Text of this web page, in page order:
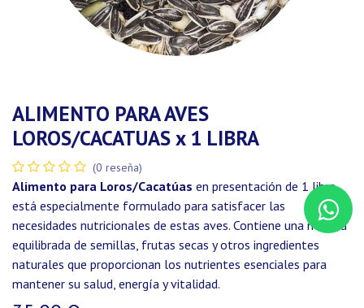
ALIMENTO PARA AVES
LOROS/CACATUAS x 1 LIBRA
(0 reseña)
Alimento para Loros/Cacatúas en presentación de 1 libra
está especialmente formulado para satisfacer las
necesidades nutricionales de estas aves. Contiene una mezcla
equilibrada de semillas, frutas secas y otros ingredientes
naturales que proporcionan los nutrientes esenciales para
mantener su salud, energía y vitalidad.